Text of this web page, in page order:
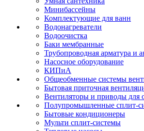
Минибассейны
Комплектующие для ванн
Водонагреватели
Водоочистка
Баки мембранные
Трубопроводная арматура и
Насосное оборудование
КИПиА
Общеобменные системы
Бытовая приточная
Вентиляторы и приводы для
Полупромышленные сплит-
Бытовые кондиционеры
Мульти сплит-системы